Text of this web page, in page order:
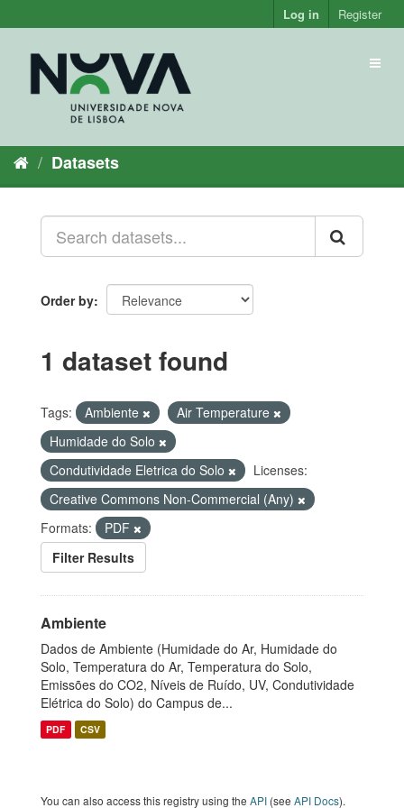
to
Log in Register
Datasets
Order by
1 dataset found
Tags: Ambiente
Air Temperature
Humidade do Solo
Condutividade Eletrica do Solo
Licenses:
Creative Commons Non-Commercial (Any)
Formats:
PDF
Filter Results
Ambiente
Dados de Ambiente (Humidade do Ar, Humidade do
Solo, Temperatura do Ar, Temperatura do Solo,
Emissões do CO2, Níveis de Ruído, UV, Condutividade
Elétrica do Solo) do Campus de...
PDF CSV
You can also access this registry using the API (see API Docs).